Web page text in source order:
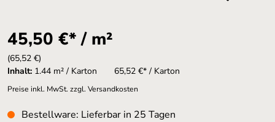
45,50 €* / m²
(65,52 €)
Inhalt: 1.44 m² / Karton 65,52 €* / Karton
Preise inkl. MwSt. zzgl. Versandkosten
Bestellware: Lieferbar in 25 Tagen